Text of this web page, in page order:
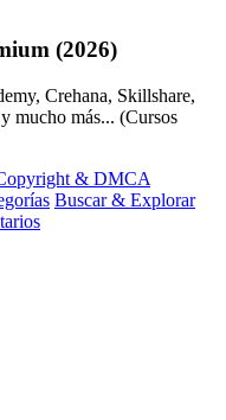
(2026)
Crehana, Skillshare,
mucho más... (Cursos
& DMCA
Buscar & Explorar